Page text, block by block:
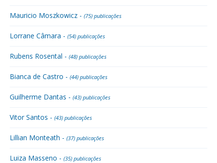
Mauricio Moszkowicz - (75) publicações
Lorrane Câmara - (54) publicações
Rubens Rosental - (48) publicações
Bianca de Castro - (44) publicações
Guilherme Dantas - (43) publicações
Vitor Santos - (43) publicações
Lillian Monteath - (37) publicações
Luiza Masseno - (35) publicações